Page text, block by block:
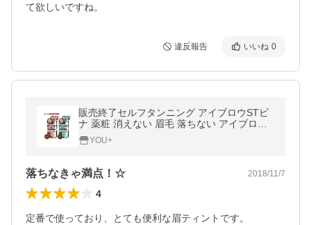
て欲しいですね。
違反報告 いいね 0
販売終了セルフタンニング アイブロウSTビ
ナ 薬粧 消えない 眉毛 落ちない アイブロウ
アイブロー 眉ペン 眉墨 眉マスカラ Vina2
YOU+
落ちなきゃ満点！☆ 2018/11/7
4
定番で使っており、とても便利な眉ティントです。